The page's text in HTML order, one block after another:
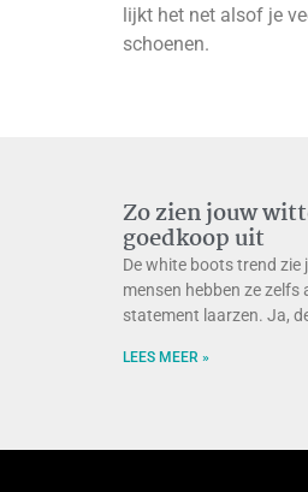
lijkt het net alsof je
schoenen.
Zo zien jouw
goedkoop uit
De white boots trend
mensen hebben ze
statement laarzen. Ja,
LEES MEER »